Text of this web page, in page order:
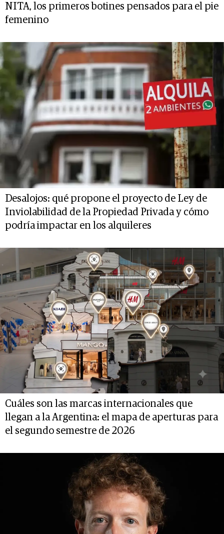
NITA, los primeros botines pensados para el pie
femenino
Desalojos: qué propone el proyecto de Ley de
Inviolabilidad de la Propiedad Privada y cómo
podría impactar en los alquileres
Cuáles son las marcas internacionales que
llegan a la Argentina: el mapa de aperturas para
el segundo semestre de 2026